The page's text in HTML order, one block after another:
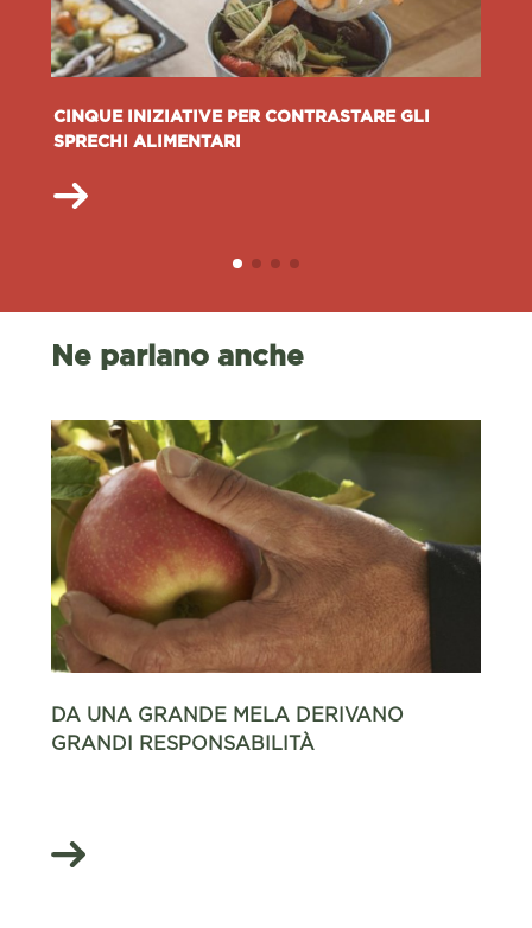
CINQUE INIZIATIVE PER CONTRASTARE GLI
SPRECHI ALIMENTARI
Ne parlano anche
DA UNA GRANDE MELA DERIVANO
GRANDI RESPONSABILITÀ